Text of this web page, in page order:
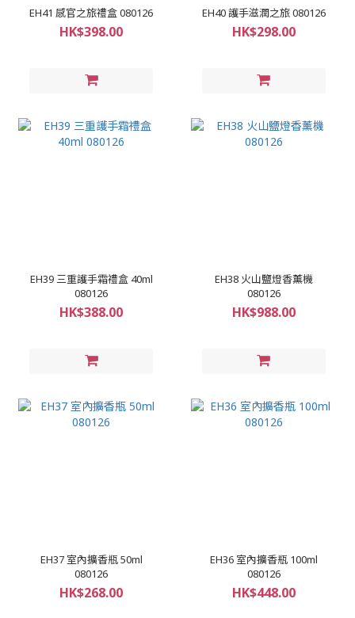
EH41 感官之旅禮盒 080126
HK$398.00
EH40 護手滋潤之旅 080126
HK$298.00
EH39 三重護手霜禮盒 40ml
080126
HK$388.00
EH38 火山鹽燈香薰機
080126
HK$988.00
EH37 室內擴香瓶 50ml
080126
HK$268.00
EH36 室內擴香瓶 100ml
080126
HK$448.00